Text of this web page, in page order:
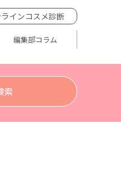
インコスメ診断
編集部コラム